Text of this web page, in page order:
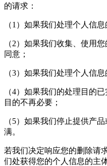
的请求：
（1）如果我们处理个人信
（2）如果我们收集、使用
同意；
（3）如果我们处理个人信
（4）如果我们的处理目的
目的不再必要；
（5）如果我们停止提供产
满。
若我们决定响应您的删除请
们处获得您的个人信息的主